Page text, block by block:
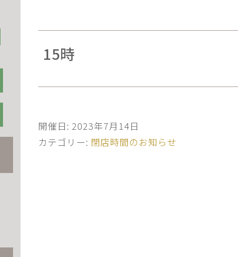
15時
開催日: 2023年7月14日
カテゴリー: 閉店時間のお知らせ